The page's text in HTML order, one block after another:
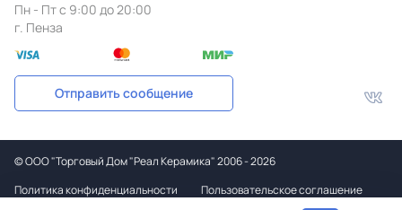
Пн - Пт c 9:00 до 20:00
г. Пенза
Отправить сообщение
©ООО "Торговый Дом "Реал Керамика"2006 - 2026
Политика конфиденциальности
Пользовательское соглашение